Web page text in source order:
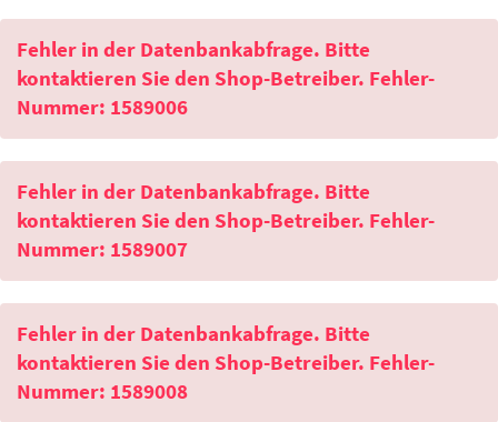
Fehler in der Datenbankabfrage. Bitte
kontaktieren Sie den Shop-Betreiber. Fehler-
Nummer: 1589006
Fehler in der Datenbankabfrage. Bitte
kontaktieren Sie den Shop-Betreiber. Fehler-
Nummer: 1589007
Fehler in der Datenbankabfrage. Bitte
kontaktieren Sie den Shop-Betreiber. Fehler-
Nummer: 1589008